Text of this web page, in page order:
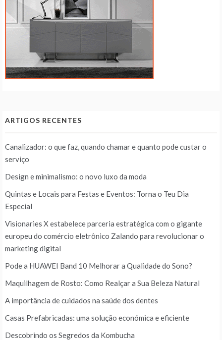
ARTIGOS RECENTES
Canalizador: o que faz, quando chamar e quanto pode custar o
serviço
Design e minimalismo: o novo luxo da moda
Quintas e Locais para Festas e Eventos: Torna o Teu Dia
Especial
Visionaries X estabelece parceria estratégica com o gigante
europeu do comércio eletrônico Zalando para revolucionar o
marketing digital
Pode a HUAWEI Band 10 Melhorar a Qualidade do Sono?
Maquilhagem de Rosto: Como Realçar a Sua Beleza Natural
A importância de cuidados na saúde dos dentes
Casas Prefabricadas: uma solução económica e eficiente
Descobrindo os Segredos da Kombucha